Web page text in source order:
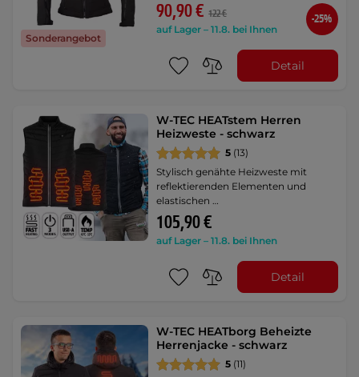
Sonderangebot
90,90 € 122 €
auf Lager – 11.8. bei Ihnen
-25%
Detail
W-TEC HEATstem Herren
Heizweste - schwarz
5 (13)
Stylisch genähte Heizweste mit
reflektierenden Elementen und
elastischen …
105,90 €
auf Lager – 11.8. bei Ihnen
Detail
W-TEC HEATborg Beheizte
Herrenjacke - schwarz
5 (11)